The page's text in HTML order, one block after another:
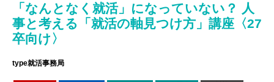
「なんとなく就活」になっていない？ 人
事と考える「就活の軸見つけ方」講座〈27
卒向け〉
type就活事務局